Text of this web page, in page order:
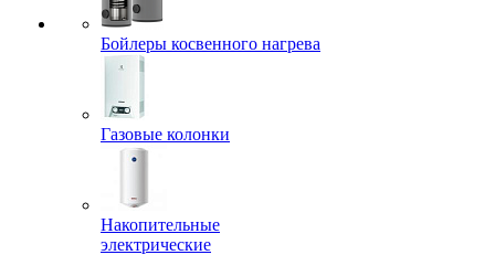
Бойлеры косвенного нагрева
Газовые колонки
Накопительные
электрические